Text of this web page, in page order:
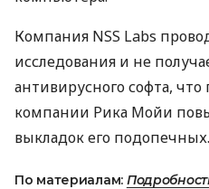
Компания NSS Labs
исследования и не
антивирусного софта,
компании Рика Мойи
выкладок его подопечных.
По материалам: